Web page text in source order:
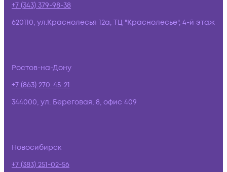
+7 (343) 379-98-38
620110, ул.Краснолесья 12а, ТЦ "Краснолесье", 4-й этаж
Ростов-на-Дону
+7 (863) 270-45-21
344000, ул. Береговая, 8, офис 409
Новосибирск
+7 (383) 251-02-56